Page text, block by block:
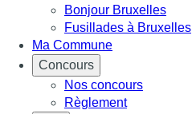
Bonjour Bruxelles
Fusillades à Bruxelles
Ma Commune
Concours
Nos concours
Règlement